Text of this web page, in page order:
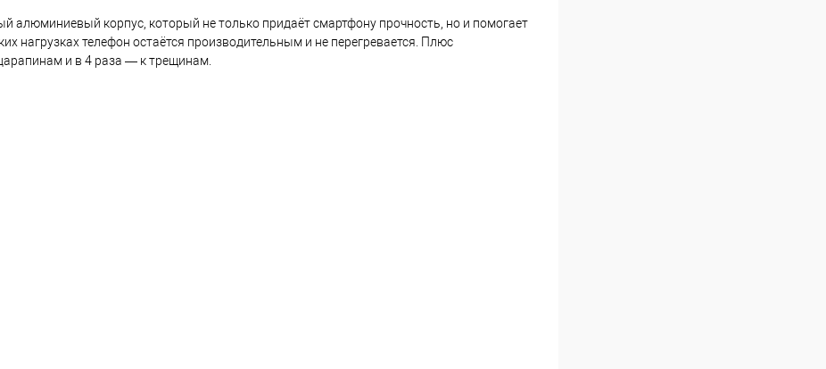
алюминиевый корпус, который не только придаёт смартфону прочность, но и помогает
нагрузках телефон остаётся производительным и не перегревается. Плюс
и в 4 раза — к трещинам.